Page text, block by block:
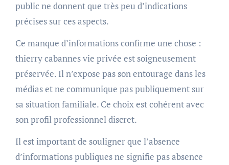
public ne donnent que très peu d’indications
précises sur ces aspects.
Ce manque d’informations confirme une chose :
thierry cabannes vie privée est soigneusement
préservée. Il n’expose pas son entourage dans les
médias et ne communique pas publiquement sur
sa situation familiale. Ce choix est cohérent avec
son profil professionnel discret.
Il est important de souligner que l’absence
d’informations publiques ne signifie pas absence